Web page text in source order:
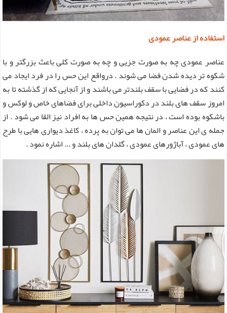
استفاده از عناصر عمودی
عناصر عمودی چه به صورت جزیی و چه به صورت کلی باعث بزرگتر و با
شکوه تر دیده شدن فضا می شوند . درواقع این حس را در فرد ایجاد می
کنند که در فضایی با سقف بلندتر می باشند و از آنجایی که از گذشته تا به
امروز سقف های بلند در دکوراسیون داخلی برای فضاهای خاص و لوکس و
باشکوه بوده است ، در نتیجه همین حس ها به افراد نیز القا می شود . از
جمله ی این عناصر و المان ها می توان به پرده ، کاغذ دیواری هایی با طرح
های عمودی ، آباژورهای عمودی ، گلدان های بلند و ... اشاره نمود .